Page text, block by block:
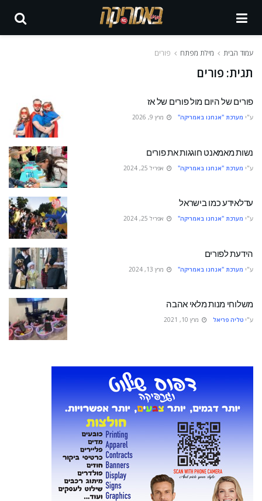
עמוד הבית מילת מפתח פורים
תגית: פורים
פורים של היום מול פורים של אז
ע"י מערכת "אנחנו באמריקה" מרץ 9, 2026
נשות מאמאנט חוגגות את פורים
ע"י מערכת "אנחנו באמריקה" אפריל 25, 2024
עדלאידע כמו בישראל
ע"י מערכת "אנחנו באמריקה" אפריל 25, 2024
הידעת לפורים
ע"י מערכת "אנחנו באמריקה" מרץ 13, 2024
משלוחי מנות מלאי אהבה
ע"י טליה פריאל מרץ 10, 2021